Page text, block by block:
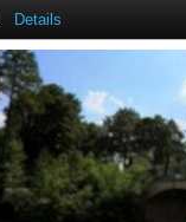
Details